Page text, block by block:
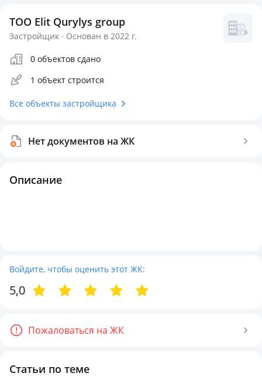
Безопасность
Видеонаблюдение Консьерж
ТОО Elit Qurylys group
Застройщик · Основан в 2022 г.
0 объектов сдано
1 объект строится
Все объекты застройщика
Нет документов на ЖК
Описание
Войдите, чтобы оценить этот ЖК:
5,0
Пожаловаться на ЖК
Статьи по теме